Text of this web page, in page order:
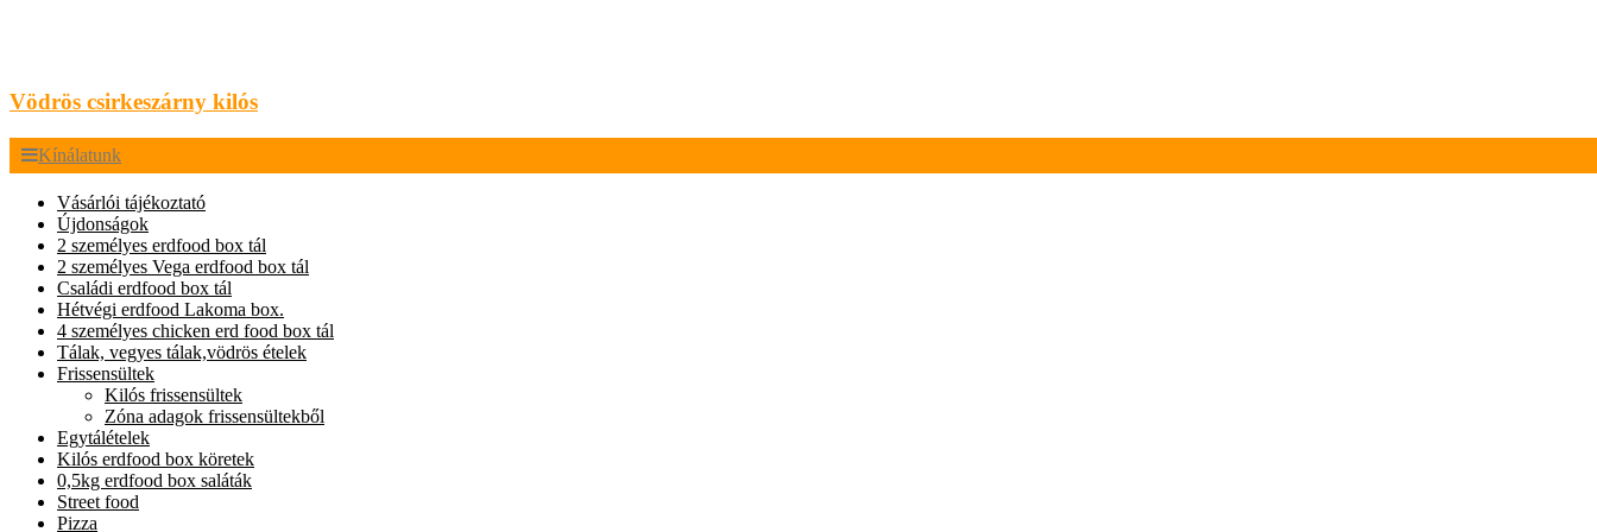
Vödrös csirkeszárny kilós
Kínálatunk
Vásárlói tájékoztató
Újdonságok
2 személyes erdfood box tál
2 személyes Vega erdfood box tál
Családi erdfood box tál
Hétvégi erdfood Lakoma box.
4 személyes chicken erd food box tál
Tálak, vegyes tálak,vödrös ételek
Frissensültek
Kilós frissensültek
Zóna adagok frissensültekből
Egytálételek
Kilós erdfood box köretek
0,5kg erdfood box saláták
Street food
Pizza